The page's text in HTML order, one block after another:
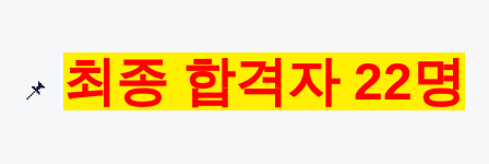
📌 최종 합격자 22명